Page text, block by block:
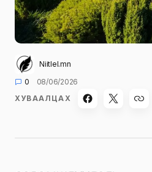
Niitlel.mn
0
08/06/2026
ХУВААЛЦАХ